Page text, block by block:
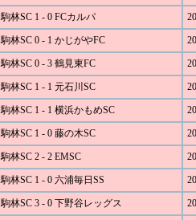
駒林SC 1 - 0 FCカルパ
駒林SC 0 - 1 かじがやFC
駒林SC 0 - 3 鶴見東FC
駒林SC 1 - 1 元石川SC
駒林SC 1 - 1 横浜かもめSC
駒林SC 1 - 0 藤の木SC
駒林SC 2 - 2 EMSC
駒林SC 1 - 0 六浦毎日SS
駒林SC 3 - 0 下野谷レッグス